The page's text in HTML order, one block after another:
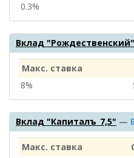
0.3%
Вклад "Рождественский"
Макс. ставка
8%
Вклад "Капиталъ_7,5" —
Макс. ставка